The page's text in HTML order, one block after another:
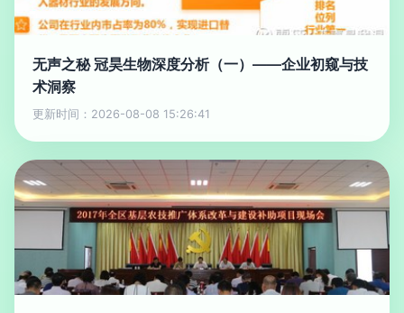
无声之秘 冠昊生物深度分析（一）——企业初窥与技
术洞察
更新时间：2026-08-08 15:26:41